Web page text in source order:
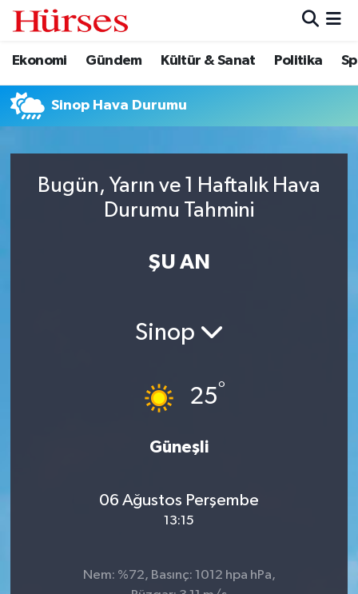
Ekonomi Gündem Kültür & Sanat Politika
Sinop Hava Durumu
Bugün, Yarın ve 1 Haftalık Hava
Durumu Tahmini
ŞU AN
Sinop
25°
Güneşli
06 Ağustos Perşembe
13:15
Nem: %72, Basınç: 1012 hpa hPa,
Ekonomi
Gündem
Politika
Hava Durumu
Trafik Durumu
Tüm Manşetler